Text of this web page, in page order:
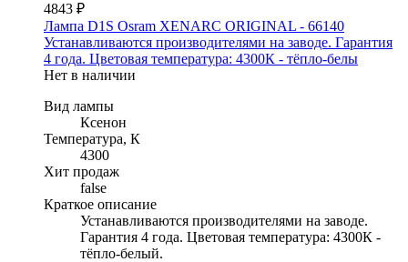
4843 ₽
Лампа D1S Osram XENARC ORIGINAL - 66140
Устанавливаются производителями на заводе. Гарантия
4 года. Цветовая температура: 4300К - тёпло-белы
Нет в наличии
Вид лампы
Ксенон
Температура, К
4300
Хит продаж
false
Краткое описание
Устанавливаются производителями на заводе.
Гарантия 4 года. Цветовая температура: 4300К -
тёпло-белый.